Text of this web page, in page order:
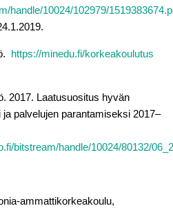
handle/10024/102979/
https://minedu.fi/korkeakoulutus
2017. Laatusuositus hyvän
palvelujen parantamiseksi 2017–
bitstream/handle/10024/80132/
ammattikorkeakoulu,